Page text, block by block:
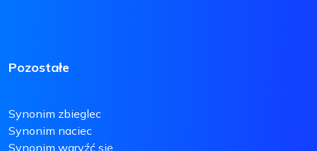
Pozostałe
Synonim zbieglec
Synonim naciec
Synonim wgryźć się